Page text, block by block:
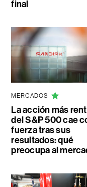
final
MERCADOS
La acción más
del S&P 500 cae
fuerza tras sus
resultados: qué
preocupa al